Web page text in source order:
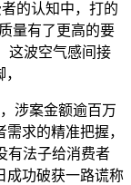
的认知中，打的
量有了更高的要
这波空气感间接
涉案金额逾百万
求的精准把握，
有法子给消费者
成功破获一路谎称